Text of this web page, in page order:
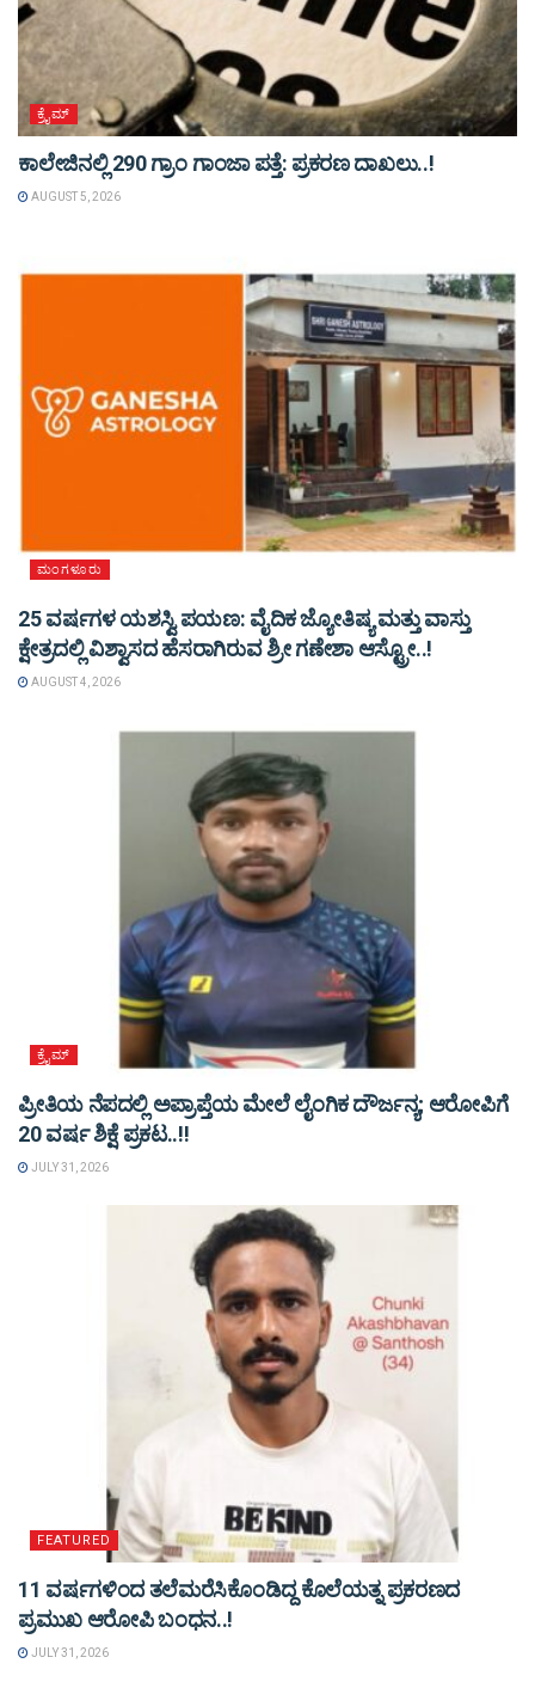
ಕ್ರೈಮ್
ಕಾಲೇಜಿನಲ್ಲಿ 290 ಗ್ರಾಂ ಗಾಂಜಾ ಪತ್ತೆ: ಪ್ರಕರಣ ದಾಖಲು..!
AUGUST 5, 2026
ಮಂಗಳೂರು
25 ವರ್ಷಗಳ ಯಶಸ್ವಿ ಪಯಣ: ವೈದಿಕ ಜ್ಯೋತಿಷ್ಯ ಮತ್ತು ವಾಸ್ತು
ಕ್ಷೇತ್ರದಲ್ಲಿ ವಿಶ್ವಾಸದ ಹೆಸರಾಗಿರುವ ಶ್ರೀ ಗಣೇಶಾ ಆಸ್ಟ್ರೋ..!
AUGUST 4, 2026
ಕ್ರೈಮ್
ಪ್ರೀತಿಯ ನೆಪದಲ್ಲಿ ಅಪ್ರಾಪ್ತೆಯ ಮೇಲೆ ಲೈಂಗಿಕ ದೌರ್ಜನ್ಯ; ಆರೋಪಿಗೆ
20 ವರ್ಷ ಶಿಕ್ಷೆ ಪ್ರಕಟ..!!
JULY 31, 2026
FEATURED
11 ವರ್ಷಗಳಿಂದ ತಲೆಮರೆಸಿಕೊಂಡಿದ್ದ ಕೊಲೆಯತ್ನ ಪ್ರಕರಣದ
ಪ್ರಮುಖ ಆರೋಪಿ ಬಂಧನ..!
JULY 31, 2026